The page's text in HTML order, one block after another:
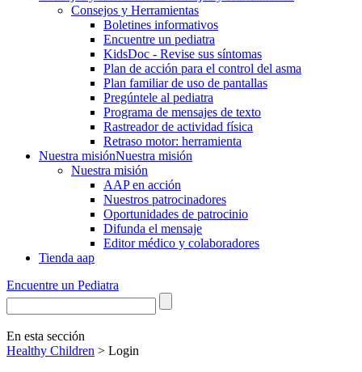
Consejos y Herramientas
Boletines informativos
Encuentre un pediatra
KidsDoc - Revise sus síntomas
Plan de acción para el control del asma
Plan familiar de uso de pantallas
Pregúntele al pediatra
Programa de mensajes de texto
Rastre​​ador de activida​d física
Retraso motor: herramienta
Nuestra misiónNuestra misión
Nuestra misión
AAP en acción
Nuestros patrocinadores
Oportunidades de patrocinio
Difunda el mensaje
Editor médico y colaboradores
Tienda aap
Encuentre un Pediatra
En esta sección
Healthy Children > Login